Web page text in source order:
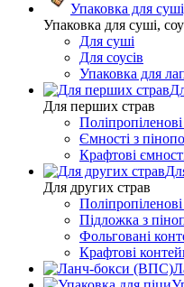
Упаковка для
Упаковка для суші,
Для суші
Для соусів
Упаковка для
Для перших страв
Ємності з
Крафтові
Для других страв
Підложка з
Фольговані
Крафтові